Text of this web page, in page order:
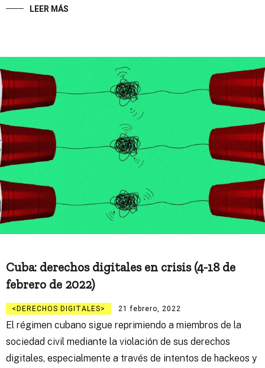
LEER MÁS
Cuba: derechos digitales en crisis (4-18 de
febrero de 2022)
DERECHOS DIGITALES 21 febrero, 2022
El régimen cubano sigue reprimiendo a miembros de la
sociedad civil mediante la violación de sus derechos
digitales, especialmente a través de intentos de hackeos y